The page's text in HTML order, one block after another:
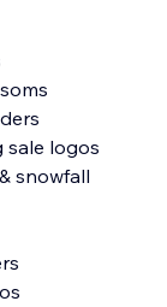
sale logos
snowfall